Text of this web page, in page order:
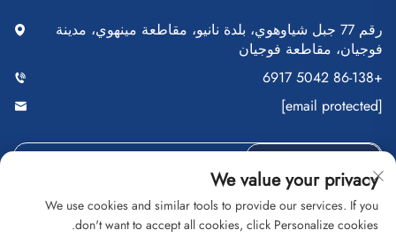
رقم 77 جبل شياوهوي، بلدة نانيو، مقاطعة مينهوي، مدينة
فوجيان، مقاطعة فوجيان
+86-138 5042 6917
[email protected]
We value your privacy
We use cookies and similar tools to provide our services. If you
don't want to accept all cookies, click Personalize cookies.